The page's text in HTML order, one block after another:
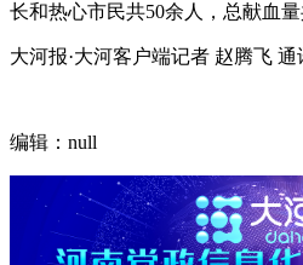
长和热心市民共50余人，总献血量
大河报·大河客户端记者 赵腾飞
编辑：null